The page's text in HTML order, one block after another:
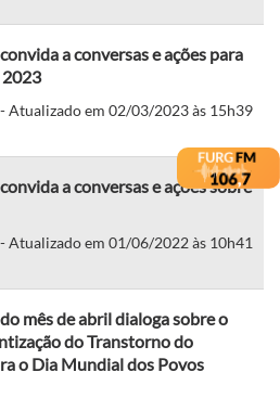
a conversas e ações para
2023
Atualizado em 02/03/2023 às 15h39
a conversas e ações sobre
Atualizado em 01/06/2022 às 10h41
mês de abril dialoga sobre o
do Transtorno do
o Dia Mundial dos Povos